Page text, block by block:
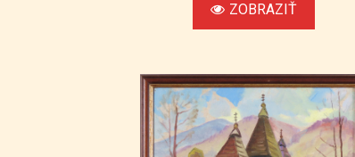
ZOBRAZIŤ